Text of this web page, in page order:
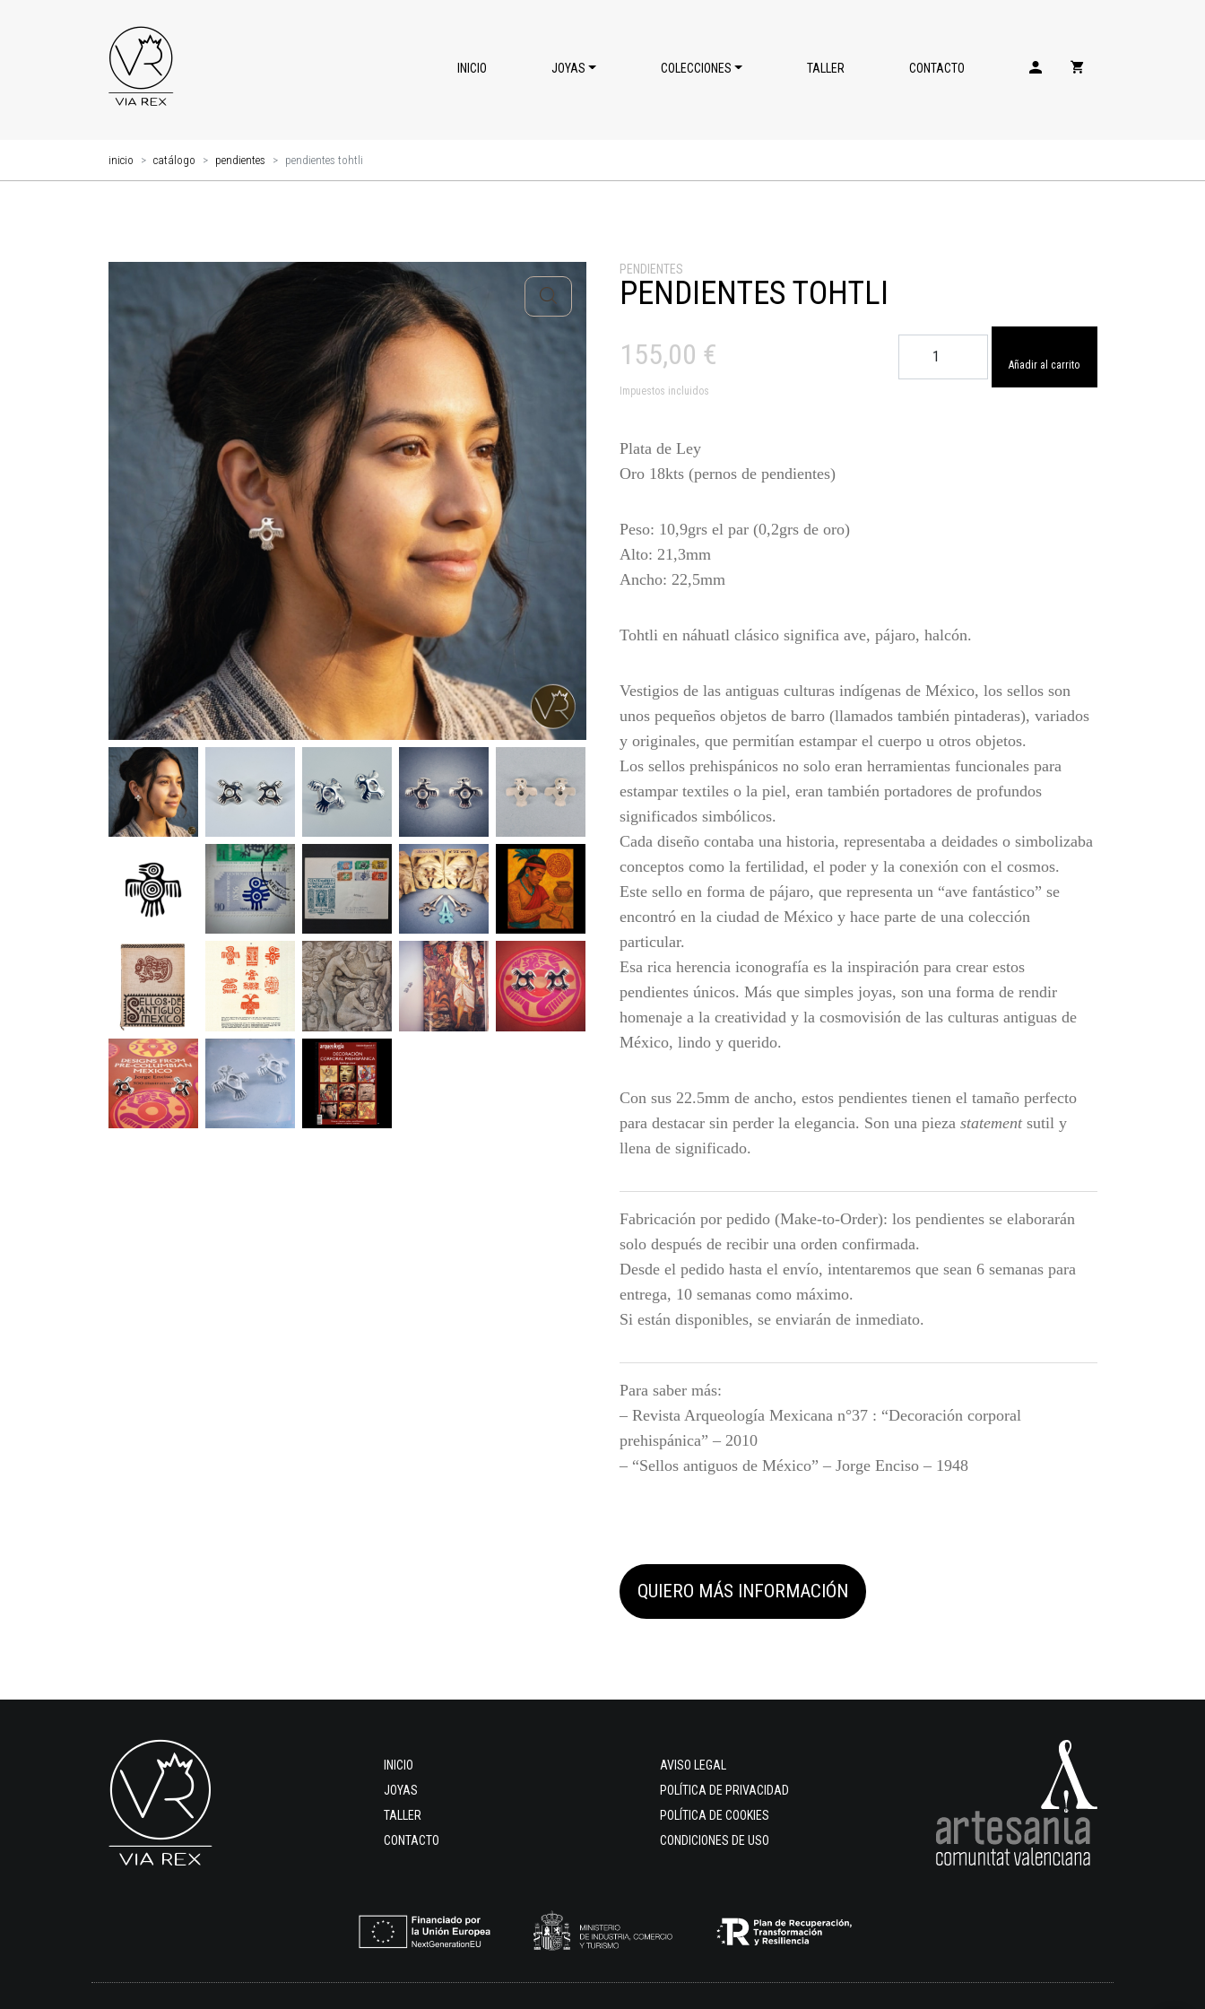
INICIO JOYAS COLECCIONES TALLER CONTACTO
inicio catálogo pendientes pendientes tohtli
PENDIENTES
PENDIENTES TOHTLI
155,00 €
Impuestos incluidos
TOHTLI
cantidad
Añadir al carrito
Plata de Ley
Oro 18kts(pernos de pendientes)
Peso: 10,9grs el par (0,2grs de oro)
Alto: 21,3mm
Ancho: 22,5mm
Tohtli en náhuatl clásico significa ave, pájaro, halcón.
Vestigios de las antiguas culturas indígenas de México, los sellos son
unos pequeños objetos de barro (llamados también pintaderas), variados
y originales, que permitían estampar el cuerpo u otros objetos.
Los sellos prehispánicos no solo eran herramientas funcionales para
estampar textiles o la piel, eran también portadores de profundos
significados simbólicos.
Cada diseño contaba una historia, representaba a deidades o simbolizaba
conceptos como la fertilidad, el poder y la conexión con el cosmos.
Este sello en forma de pájaro, que representa un “ave fantástico” se
encontró en la ciudad de México y hace parte de una colección
particular.
Esa rica herencia iconografía es la inspiración para crear estos
pendientes únicos. Más que simples joyas, son una forma de rendir
homenaje a la creatividad y la cosmovisión de las culturas antiguas de
México, lindo y querido.
Con sus 22.5mm de ancho, estos pendientes tienen el tamaño perfecto
para destacar sin perder la elegancia. Son una pieza statementsutil y
llena de significado.
Fabricación por pedido (Make-to-Order): los pendientes se elaborarán
solo después de recibir una orden confirmada.
Desde el pedido hasta el envío, intentaremos que sean 6 semanas para
entrega, 10 semanas como máximo.
Si están disponibles, se enviarán de inmediato.
Para saber más:
– Revista Arqueología Mexicana n°37 : “Decoración corporal
prehispánica” – 2010
– “Sellos antiguos de México” – Jorge Enciso – 1948
QUIERO MÁS INFORMACIÓN
INICIO
JOYAS
TALLER
CONTACTO
AVISO LEGAL
POLÍTICA DE PRIVACIDAD
POLÍTICA DE COOKIES
CONDICIONES DE USO